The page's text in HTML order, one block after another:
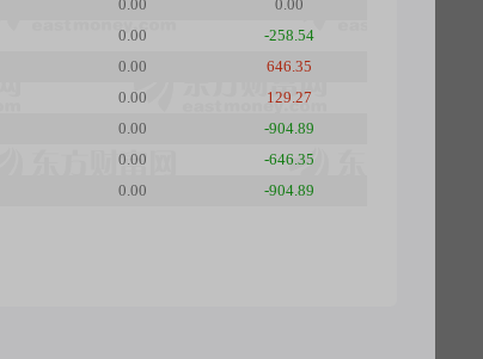
0.00
0.00
0.00
-258.54
0.00
646.35
0.00
129.27
0.00
-904.89
0.00
-646.35
0.00 -904.89